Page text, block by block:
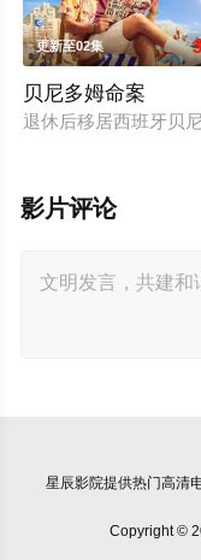
更新至02集
贝尼多姆命案
退休后移居西班牙贝
影片评论
星辰影院提供热门高清
Copyright ©